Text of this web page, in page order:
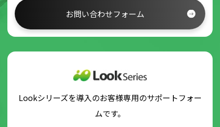
お問い合わせフォーム
Lookシリーズを導入のお客様専用のサポートフォー
ムです。